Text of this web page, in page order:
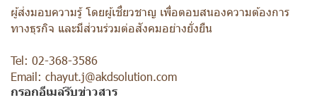
ผู้ส่งมอบความรู้ โดยผู้เชี่ยวชาญ เพื่อตอบสนองความต้องการ
ทางธุรกิจ และมีส่วนร่วมต่อสังคมอย่างยั่งยืน
Tel: 02-368-3586
Email: chayut.j@akdsolution.com
กรอกอีเมล์รับข่าวสาร